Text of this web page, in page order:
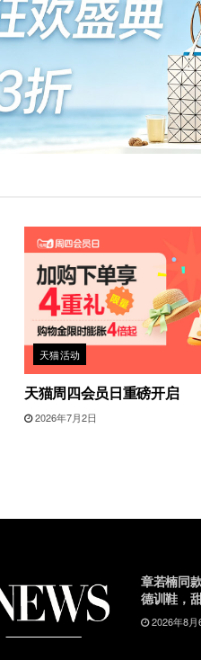
天猫活动
天猫周四会员日重磅开启
2026年7月2日
章若楠同
德训鞋，
2026年8月